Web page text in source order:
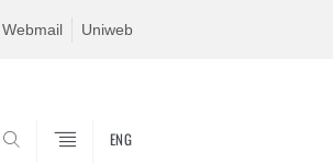
Webmail Uniweb
ENG